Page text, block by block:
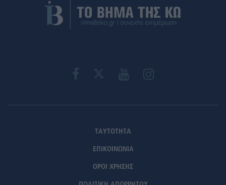
ΤΑΥΤΟΤΗΤΑ
ΕΠΙΚΟΙΝΩΝΙΑ
ΟΡΟΙ ΧΡΗΣΗΣ